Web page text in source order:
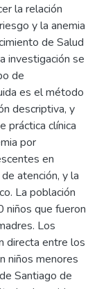
la relación
y la anemia
de Salud
investigación se
de
es el método
descriptiva, y
práctica clínica
por
en
atención, y la
La población
niños que fueron
Los
directa entre los
niños menores
Santiago de